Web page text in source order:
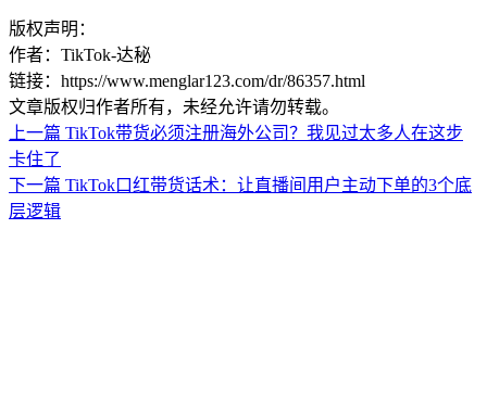
版权声明：
作者：TikTok-达秘
链接：https://www.menglar123.com/dr/86357.html
文章版权归作者所有，未经允许请勿转载。
上一篇 TikTok带货必须注册海外公司？我见过太多人在这步
卡住了
下一篇 TikTok口红带货话术：让直播间用户主动下单的3个底
层逻辑